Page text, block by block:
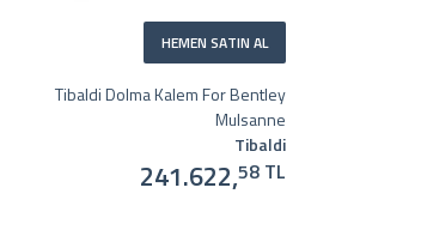
HEMEN SATIN AL
Tibaldi Dolma Kalem For Bentley
Mulsanne
Tibaldi
241.622,58 TL